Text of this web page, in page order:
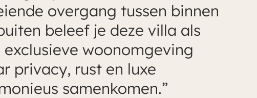
overgang tussen binnen
beleef je deze villa als
exclusieve woonomgeving
privacy, rust en luxe
samenkomen.